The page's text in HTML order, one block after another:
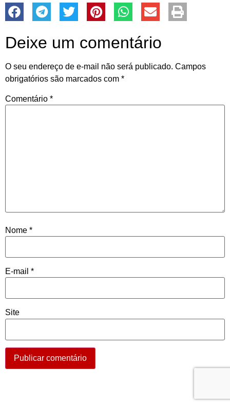
Deixe um comentário
O seu endereço de e-mail não será publicado. Campos
obrigatórios são marcados com *
Comentário *
Nome *
E-mail *
Site